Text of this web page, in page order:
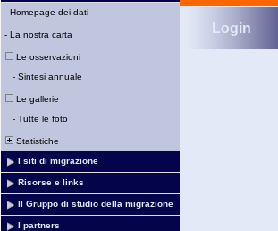
- Homepage dei dati
- La nostra carta
Le osservazioni
- Sintesi annuale
Le gallerie
- Tutte le foto
Statistiche
I siti di migrazione
Risorse e links
Il Gruppo di studio della migrazione
I partners
Login